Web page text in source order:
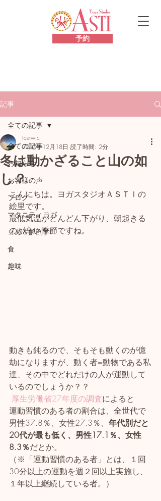
予約
記事
全ての記事
お知らせ
お客様の声
ブログ
マタニティヨガ
ヨガ＆解剖学
食
趣味
全ての記事
冬は動かざること山の如
し？
tce-wic
2017年12月18日 読了時間: 2分
こんにちは。ヨガスタジオＡＳＴＩの
絵里です。
最低気温がどんどん下がり、朝起きる
のが辛い季節ですね。
動きも鈍るので、そもそも動くのが億
劫になりますが、動く者=動物である私
達、その中でどれだけの人が運動して
いるのでしょうか？？
厚生労働省27年度の調査によると
運動習慣のある者の割合は、全世代で
男性37.8％、女性27.3％、 年代別だと
20代が最も低く、男性17.1％、女性
8.3％だとか。
（※「運動習慣のある者」とは、１回
30分以上の運動を週２回以上実施し、
１年以上継続している者。）